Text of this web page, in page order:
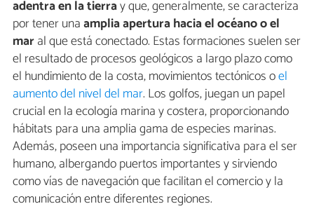
adentra en la tierray que, generalmente, se caracteriza
por tener unaamplia apertura hacia el océano o el
maral que está conectado. Estas formaciones suelen ser
el resultado de procesos geológicos a largo plazo como
el hundimiento de la costa, movimientos tectónicos oel
aumento del nivel del mar. Los golfos, juegan un papel
crucial en la ecología marina y costera, proporcionando
hábitats para una amplia gama de especies marinas.
Además, poseen una importancia significativa para el ser
humano, albergando puertos importantes y sirviendo
como vías de navegación que facilitan el comercio y la
comunicación entre diferentes regiones.